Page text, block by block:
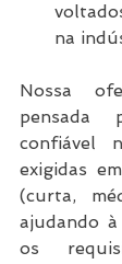
na
Nossa
pensada
confiável
exigidas
(curta,
ajudando
os